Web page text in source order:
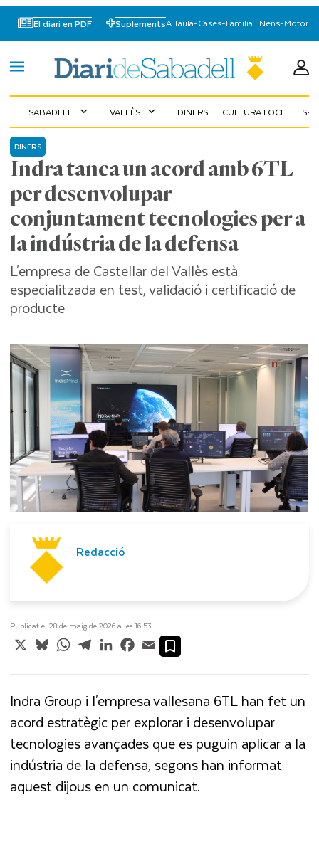
El diari en PDF SuplementsA Taula-Cases-Familia I Nens-Motor
SABADELL expand_more VALLÈS expand_more DINERS CULTURA I OCI
Indra tanca un acord amb 6TL
per desenvolupar
conjuntament tecnologies per a
la indústria de la defensa
DINERS
L'empresa de Castellar del Vallès està
especialitzada en test, validació i certificació de
producte
Redacció
Publicat el 28 de maig de 2026 a les 16:53
X BlueskyWhatsApp
TelegramLinkedInFacebook
Email
Indra Group i l'empresa vallesana 6TL han fet un
acord estratègic per explorar i desenvolupar
tecnologies avançades que es puguin aplicar a la
indústria de la defensa, segons han informat
aquest dijous en un comunicat.